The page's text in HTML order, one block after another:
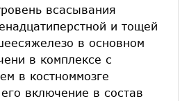
всасывания
и тощей
в основном
в комплексе с
в костноммозге
включение в состав